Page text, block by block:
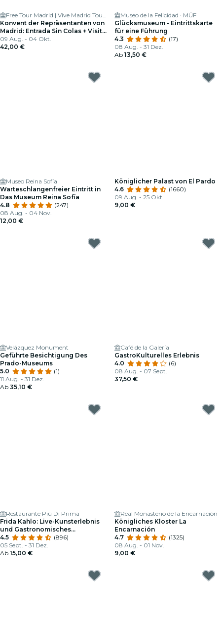
Free Tour Madrid | Vive Madrid Tours
Konvent der Repräsentanten von
Madrid: Entrada Sin Colas + Visita
Guiada
09 Aug. - 04 Okt.
42,00 €
Museo de la Felicidad · MÜF
Glücksmuseum - Eintrittskarte
für eine Führung
4.3
(17)
08 Aug. - 31 Dez.
Ab 13,50 €
Museo Reina Sofía
Warteschlangenfreier Eintritt in
Das Museum Reina Sofía
4.8
(247)
08 Aug. - 04 Nov.
12,00 €
Königlicher Palast von El Pardo
4.6
(1660)
09 Aug. - 25 Okt.
9,00 €
Velázquez Monument
Geführte Besichtigung Des
Prado-Museums
5.0
(1)
11 Aug. - 31 Dez.
Ab 35,10 €
Café de la Galería
GastroKulturelles Erlebnis
4.0
(6)
08 Aug. - 07 Sept.
37,50 €
Restaurante Più Di Prima
Frida Kahlo: Live-Kunsterlebnis
und Gastronomisches
Schaufenster
4.5
(896)
05 Sept. - 31 Dez.
Ab 15,00 €
Real Monasterio de la Encarnación
Königliches Kloster La
Encarnación
4.7
(1325)
08 Aug. - 01 Nov.
9,00 €